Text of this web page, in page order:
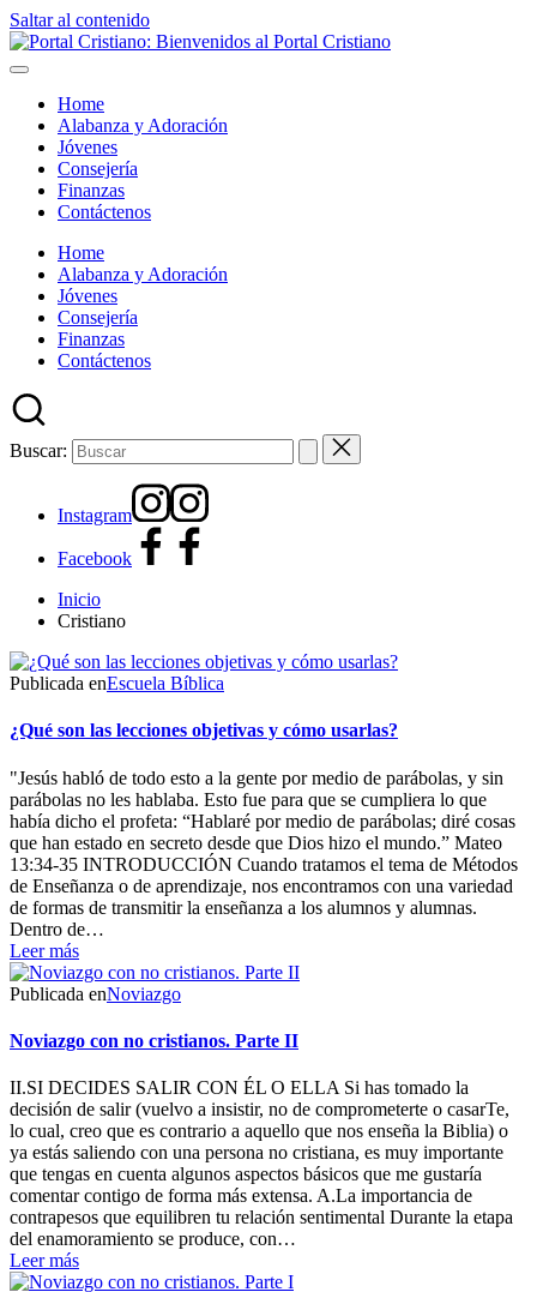
Saltar al contenido
Home
Alabanza y Adoración
Jóvenes
Consejería
Finanzas
Contáctenos
Home
Alabanza y Adoración
Jóvenes
Consejería
Finanzas
Contáctenos
Buscar:
Instagram
Facebook
Inicio
Cristiano
Publicada enEscuela Bíblica
¿Qué son las lecciones objetivas y cómo usarlas?
"Jesús habló de todo esto a la gente por medio de parábolas, y sin
parábolas no les hablaba. Esto fue para que se cumpliera lo que
había dicho el profeta: “Hablaré por medio de parábolas; diré cosas
que han estado en secreto desde que Dios hizo el mundo.” Mateo
13:34-35 INTRODUCCIÓN Cuando tratamos el tema de Métodos
de Enseñanza o de aprendizaje, nos encontramos con una variedad
de formas de transmitir la enseñanza a los alumnos y alumnas.
Dentro de…
Leer más
Publicada enNoviazgo
Noviazgo con no cristianos. Parte II
II.SI DECIDES SALIR CON ÉL O ELLA Si has tomado la
decisión de salir (vuelvo a insistir, no de comprometerte o casarTe,
lo cual, creo que es contrario a aquello que nos enseña la Biblia) o
ya estás saliendo con una persona no cristiana, es muy importante
que tengas en cuenta algunos aspectos básicos que me gustaría
comentar contigo de forma más extensa. A.La importancia de
contrapesos que equilibren tu relación sentimental Durante la etapa
del enamoramiento se produce, con…
Leer más